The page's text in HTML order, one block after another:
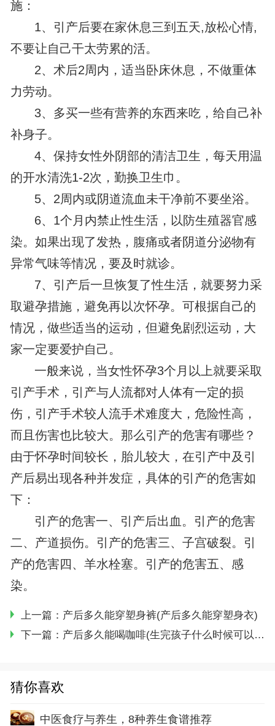
施：
1、引产后要在家休息三到五天,放松心情,
不要让自己干太劳累的活。
2、术后2周内，适当卧床休息，不做重体
力劳动。
3、多买一些有营养的东西来吃，给自己补
补身子。
4、保持女性外阴部的清洁卫生，每天用温
的开水清洗1-2次，勤换卫生巾。
5、2周内或阴道流血未干净前不要坐浴。
6、1个月内禁止性生活，以防生殖器官感
染。如果出现了发热，腹痛或者阴道分泌物有
异常气味等情况，要及时就诊。
7、引产后一旦恢复了性生活，就要努力采
取避孕措施，避免再以次怀孕。可根据自己的
情况，做些适当的运动，但避免剧烈运动，大
家一定要爱护自己。
一般来说，当女性怀孕3个月以上就要采取
引产手术，引产与人流都对人体有一定的损
伤，引产手术较人流手术难度大，危险性高，
而且伤害也比较大。那么引产的危害有哪些？
由于怀孕时间较长，胎儿较大，在引产中及引
产后易出现各种并发症，具体的引产的危害如
下：
引产的危害一、引产后出血。引产的危害
二、产道损伤。引产的危害三、子宫破裂。引
产的危害四、羊水栓塞。引产的危害五、感
染。
上一篇： 产后多久能穿塑身裤(产后多久能穿塑身衣)
下一篇： 产后多久能喝咖啡(生完孩子什么时候可以喝咖啡)
猜你喜欢
中医食疗与养生，8种养生食谱推荐